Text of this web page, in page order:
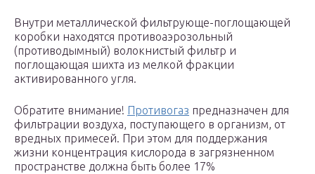
Внутри металлической фильтрующе-поглощающей
коробки находятся противоаэрозольный
(противодымный) волокнистый фильтр и
поглощающая шихта из мелкой фракции
активированного угля.
Обратите внимание! Противогаз предназначен для
фильтрации воздуха, поступающего в организм, от
вредных примесей. При этом для поддержания
жизни концентрация кислорода в загрязненном
пространстве должна быть более 17%